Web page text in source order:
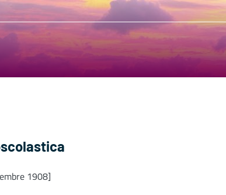
1908]